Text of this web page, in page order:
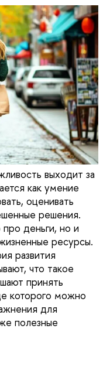
выходит за
как умение
оценивать
решения.
деньги, но и
ресурсы.
развития
что такое
принять
которого можно
для
полезные